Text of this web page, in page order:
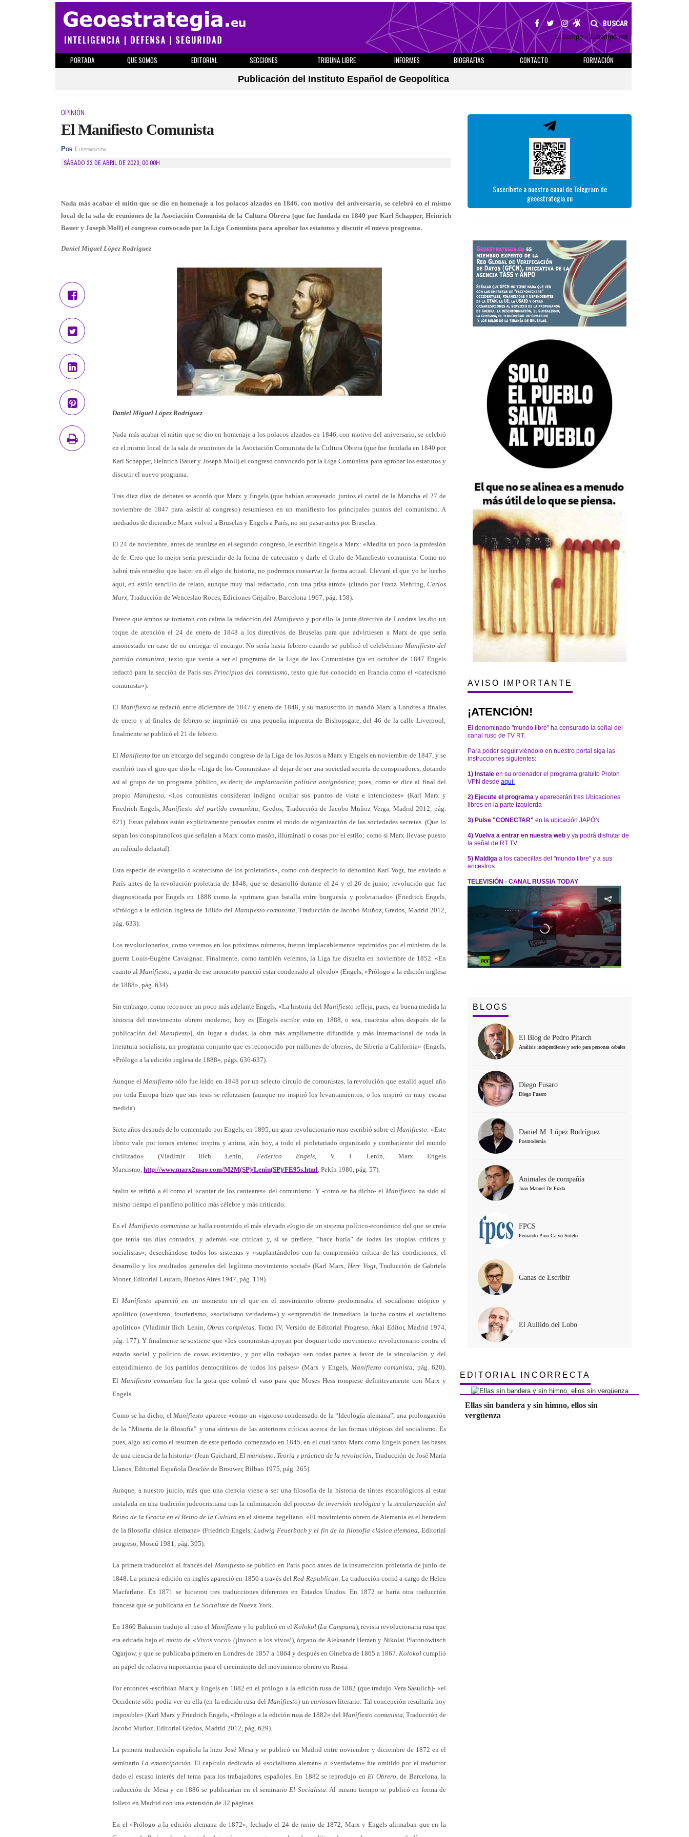
BUSCAR
El tiempo - Tutiempo.net
PORTADA QUE SOMOS EDITORIAL SECCIONES TRIBUNA LIBRE INFORMES BIOGRAFIAS CONTACTO
FORMACIÓN
Publicación del Instituto Español de Geopolítica
OPINIÓN
El Manifiesto Comunista
Por Elespiadigital
SÁBADO 22 DE ABRIL DE 2023, 00:00H
Nada más acabar el mitin que se dio en homenaje a los polacos alzados en 1846, con motivo del aniversario, se celebró en el mismo
local de la sala de reuniones de la Asociación Comunista de la Cultura Obrera (que fue fundada en 1840 por Karl Schapper, Heinrich
Bauer y Joseph Moll) el congreso convocado por la Liga Comunista para aprobar los estatutos y discutir el nuevo programa.
Daniel Miguel López Rodríguez
Daniel Miguel López Rodríguez
Nada más acabar el mitin que se dio en homenaje a los polacos alzados en 1846, con motivo del aniversario, se celebró
en el mismo local de la sala de reuniones de la Asociación Comunista de la Cultura Obrera (que fue fundada en 1840 por
Karl Schapper, Heinrich Bauer y Joseph Moll) el congreso convocado por la Liga Comunista para aprobar los estatutos y
discutir el nuevo programa.
Tras diez días de debates se acordó que Marx y Engels (que habían atravesado juntos el canal de la Mancha el 27 de
noviembre de 1847 para asistir al congreso) resumiesen en un manifiesto los principales puntos del comunismo. A
mediados de diciembre Marx volvió a Bruselas y Engels a París, no sin pasar antes por Bruselas.
El 24 de noviembre, antes de reunirse en el segundo congreso, le escribió Engels a Marx: «Medita un poco la profesión
de fe. Creo que lo mejor sería prescindir de la forma de catecismo y darle el título de Manifiesto comunista. Como no
habrá más remedio que hacer en él algo de historia, no podremos conservar la forma actual. Llevaré el que yo he hecho
aquí, en estilo sencillo de relato, aunque muy mal redactado, con una prisa atroz» (citado por Franz Mehring, Carlos
Marx, Traducción de Wenceslao Roces, Ediciones Grijalbo, Barcelona 1967, pág. 158).
Parece que ambos se tomaron con calma la redacción delManifiesto y por ello la junta directiva de Londres les dio un
toque de atención el 24 de enero de 1848 a los directivos de Bruselas para que advirtiesen a Marx de que sería
amonestado en caso de no entregar el encargo. No sería hasta febrero cuando se publicó el celebérrimo Manifiesto del
partido comunista, texto que venía a ser el programa de la Liga de los Comunistas (ya en octubre de 1847 Engels
redactó para la sección de París susPrincipios del comunismo, texto que fue conocido en Francia como el «catecismo
comunista»).
El Manifiesto se redactó entre diciembre de 1847 y enero de 1848, y su manuscrito lo mandó Marx a Londres a finales
de enero y al finales de febrero se imprimió en una pequeña imprenta de Bishopsgate, del 46 de la calle Liverpool;
finalmente se publicó el 21 de febrero.
ElManifiestofue un encargo del segundo congreso de la Liga de los Justos a Marx y Engels en noviembre de 1847, y se
escribió tras el giro que dio la «Liga de los Comunistas» al dejar de ser una sociedad secreta de conspiradores, dotando
así al grupo de un programa público, es decir, de implantación política antignóstica; pues, como se dice al final del
propioManifiesto, «Los comunistas consideran indigno ocultar sus puntos de vista e intenciones» (Karl Marx y
Friedrich Engels,Manifiesto del partido comunista, Gredos, Traducción de Jacobo Muñoz Veiga, Madrid 2012, pág.
621). Estas palabras están explícitamente pensadas contra el modo de organización de las sociedades secretas. (Que lo
sepan los conspiranoicos que señalan a Marx como masón, illuminati o cosas por el estilo; como si Marx llevase puesto
un ridículo delantal).
Esta especie de evangelio o «catecismo de los proletarios», como con desprecio lo denominó Karl Vogt, fue enviado a
París antes de la revolución proletaria de 1848, que se desarrolló durante el 24 y el 26 de junio; revolución que fue
diagnosticada por Engels en 1888 como la «primera gran batalla entre burguesía y proletariado» (Friedrich Engels,
«Prólogo a la edición inglesa de 1888» del Manifiesto comunista, Traducción de Jacobo Muñoz, Gredos, Madrid 2012,
pág. 633).
Los revolucionarios, como veremos en los próximos números, fueron implacablemente reprimidos por el ministro de la
guerra Louis-Eugène Cavaignac. Finalmente, como también veremos, la Liga fue disuelta en noviembre de 1852. «En
cuanto alManifiesto, a partir de ese momento pareció estar condenado al olvido» (Engels, «Prólogo a la edición inglesa
de 1888», pág. 634).
Sin embargo, como reconoce un poco más adelante Engels, «La historia del Manifiesto refleja, pues, en buena medida la
historia del movimiento obrero moderno; hoy es [Engels escribe esto en 1888, o sea, cuarenta años después de la
publicación del Manifiesto], sin lugar a dudas, la obra más ampliamente difundida y más internacional de toda la
literatura socialista, un programa conjunto que es reconocido por millones de obreros, de Siberia a California» (Engels,
«Prólogo a la edición inglesa de 1888», págs. 636-637).
Aunque elManifiesto sólo fue leído en 1848 por un selecto círculo de comunistas, la revolución que estalló aquel año
por toda Europa hizo que sus tesis se reforzasen (aunque no inspiró los levantamientos, o los inspiró en muy escasa
medida).
Siete años después de lo comentado por Engels, en 1895, un gran revolucionario ruso escribió sobre el Manifiesto: «Este
librito vale por tomos enteros: inspira y anima, aún hoy, a todo el proletariado organizado y combatiente del mundo
civilizado» (Vladimir Ilich Lenin, Federico Engels, V. I. Lenin, Marx Engels
Marxismo, http://www.marx2mao.com/M2M(SP)/Lenin(SP)/FE95s.html, Pekín 1980, pág. 57).
Stalin se refirió a él como el «cantar de los canteares» del comunismo. Y -como se ha dicho- elManifiesto ha sido al
mismo tiempo el panfleto político más célebre y más criticado.
En el Manifiesto comunista se halla contenido el más elevado elogio de un sistema político-económico del que se creía
que tenía sus días contados, y además «se critican y, si se prefiere, “hace burla” de todas las utopías críticas y
socialistas», desechándose todos los sistemas y «suplantándolos con la comprensión crítica de las condiciones, el
desarrollo y los resultados generales del legítimo movimiento social» (Karl Marx,Herr Vogt, Traducción de Gabriela
Moner, Editorial Lautaro, Buenos Aires 1947, pág. 119).
El Manifiesto apareció en un momento en el que en el movimiento obrero predominaba el socialismo utópico y
apolítico (owenismo, fourierismo, «socialismo verdadero») y «emprendió de inmediato la lucha contra el socialismo
apolítico» (Vladimir Ilich Lenin, Obras completas, Tomo IV, Versión de Editorial Progreso, Akal Editor, Madrid 1974,
pág. 177). Y finalmente se sostiene que «los comunistas apoyan por doquier todo movimiento revolucionario contra el
estado social y político de cosas existente», y por ello trabajan «en todas partes a favor de la vinculación y del
entendimiento de los partidos democráticos de todos los países» (Marx y Engels,Manifiesto comunista, pág. 620).
El Manifiesto comunista fue la gota que colmó el vaso para que Moses Hess rompiese definitivamente con Marx y
Engels.
Como se ha dicho, elManifiesto aparece «como un vigoroso condensado de la “Ideología alemana”, una prolongación
de la “Miseria de la filosofía” y una síntesis de las anteriores críticas acerca de las formas utópicas del socialismo. Es
pues, algo así como el resumen de este período comenzado en 1845, en el cual tanto Marx como Engels ponen las bases
de una ciencia de la historia» (Jean Guichard, El marxismo. Teoría y práctica de la revolución, Traducción de José María
Llanos, Editorial Española Desclée de Brouwer, Bilbao 1975, pág. 265).
Aunque, a nuestro juicio, más que una ciencia viene a ser una filosofía de la historia de tintes escatológicos al estar
instalada en una tradición judeocristiana tras la culminación del proceso deinversión teológica y lasecularización del
Reino de la Gracia en el Reino de la Cultura en el sistema hegeliano. «El movimiento obrero de Alemania es el heredero
de la filosofía clásica alemana» (Friedrich Engels, Ludwig Feuerbach y el fin de la filosofía clásica alemana, Editorial
progreso, Moscú 1981, pág. 395).
La primera traducción al francés delManifiesto se publicó en París poco antes de la insurrección proletaria de junio de
1848. La primera edición en inglés apareció en 1850 a través delRed Republican. La traducción corrió a cargo de Helen
Macfarlane. En 1871 se hicieron tres traducciones diferentes en Estados Unidos. En 1872 se haría otra traducción
francesa que se publicaría en Le Socialiste de Nueva York.
En 1860 Bakunin tradujo al ruso elManifiesto y lo publicó en el Kolokol(La Campana), revista revolucionaria rusa que
era editada bajo elmotto de «Vivos voco» (¡Invoco a los vivos!), órgano de Aleksandr Herzen y Nikolai Platonowitsch
Ogarjow, y que se publicaba primero en Londres de 1857 a 1864 y después en Ginebra de 1865 a 1867. Kolokolcumplió
un papel de relativa importancia para el crecimiento del movimiento obrero en Rusia.
Por entonces -escribían Marx y Engels en 1882 en el prólogo a la edición rusa de 1882 (que tradujo Vera Sasulich)- «el
Occidente sólo podía ver en ella (en la edición rusa delManifiesto) uncuriosum literario. Tal concepción resultaría hoy
imposible» (Karl Marx y Friedrich Engels, «Prólogo a la edición rusa de 1882» del Manifiesto comunista, Traducción de
Jacobo Muñoz, Editorial Gredos, Madrid 2012, pág. 629).
La primera traducción española la hizo José Mesa y se publicó en Madrid entre noviembre y diciembre de 1872 en el
seminarioLa emancipación. El capítulo dedicado al «socialismo alemán» o «verdadero» fue omitido por el traductor
dado el escaso interés del tema para los trabajadores españoles. En 1882 se reprodujo enEl Obrero, de Barcelona, la
traducción de Mesa y en 1886 se publicarían en el seminarioEl Socialista. Al mismo tiempo se publicó en forma de
folleto en Madrid con una extensión de 32 páginas.
En el «Prólogo a la edición alemana de 1872», fechado el 24 de junio de 1872, Marx y Engels afirmaban que en la
Suscríbete a nuestro canal de Telegram de
geoestrategia.eu
AVISO IMPORTANTE
¡ATENCIÓN!
El denominado "mundo libre" ha censurado la señal del
canal ruso de TV RT.
Para poder seguir viéndolo en nuestro portal siga las
instrucciones siguientes:
1) Instale en su ordenador el programa gratuito Proton
VPN desde aquí:
2) Ejecute el programa y aparecerán tres Ubicaciones
libres en la parte izquierda
3) Pulse "CONECTAR" en la ubicación JAPÓN
4) Vuelva a entrar en nuestra web y ya podrá disfrutar de
la señal de RT TV
5) Maldiga a los cabecillas del "mundo libre" y a sus
ancestros
TELEVISIÓN - CANAL RUSSIA TODAY
BLOGS
El Blog de Pedro Pitarch
Análisis independiente y serio para personas cabales
Diego Fusaro
Diego Fusaro
Daniel M. López Rodríguez
Posmodernia
Animales de compañía
Juan Manuel De Prada
FPCS
Fernando Pino Calvo Sotelo
Ganas de Escribir
El Aullido del Lobo
EDITORIAL INCORRECTA
Ellas sin bandera y sin himno, ellos sin
vergüenza